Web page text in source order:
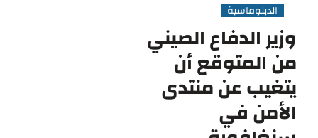
الدبلوماسية
وزير الدفاع الصيني
من المتوقع أن
يتغيب عن منتدى
الأمن في